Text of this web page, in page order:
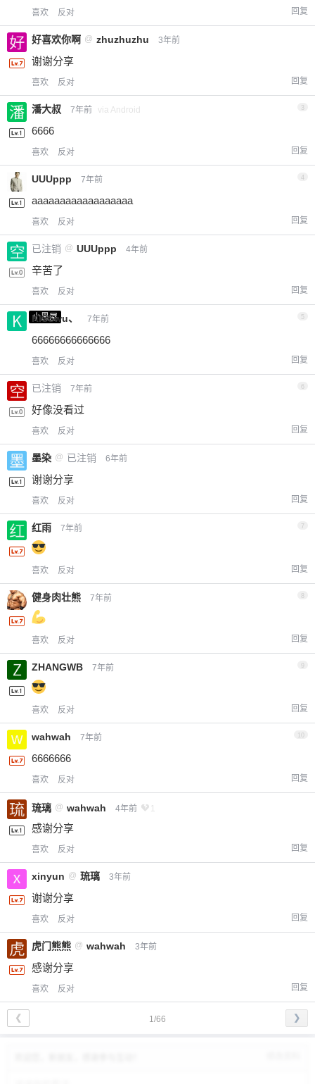
喜欢 反对 回复
好喜欢你啊 @ zhuzhuzhu 3年前
谢谢分享
喜欢 反对 回复
潘大叔 7年前 via Android 3
6666
喜欢 反对 回复
UUUppp 7年前 4
aaaaaaaaaaaaaaaaaa
喜欢 反对 回复
已注销 @ UUUppp 4年前
辛苦了
喜欢 反对 回复
小黑屋
KISSwu、 7年前 5
66666666666666
喜欢 反对 回复
已注销 7年前
好像没看过
喜欢 反对 回复
墨染 @ 已注销 6年前
谢谢分享
喜欢 反对 回复
红雨 7年前 7
喜欢 反对 回复
健身肉壮熊 7年前
喜欢 反对 回复
ZHANGWB 7年前 9
喜欢 反对 回复
wahwah 7年前
6666666
喜欢 反对 回复
琉璃 @ wahwah 4年前 1
感谢分享
喜欢 反对 回复
xinyun @ 琉璃 3年前
谢谢分享
喜欢 反对 回复
虎门熊熊 @ wahwah 3年前
感谢分享
喜欢 反对 回复
1/66
❮ ❯